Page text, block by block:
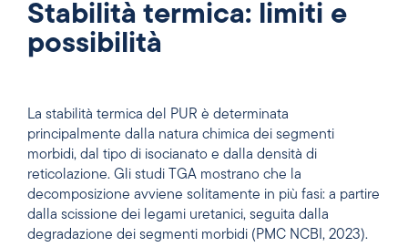
Stabilità termica: limiti e
possibilità
La stabilità termica del PUR è determinata
principalmente dalla natura chimica dei segmenti
morbidi, dal tipo di isocianato e dalla densità di
reticolazione. Gli studi TGA mostrano che la
decomposizione avviene solitamente in più fasi: a partire
dalla scissione dei legami uretanici, seguita dalla
degradazione dei segmenti morbidi (PMC NCBI, 2023).